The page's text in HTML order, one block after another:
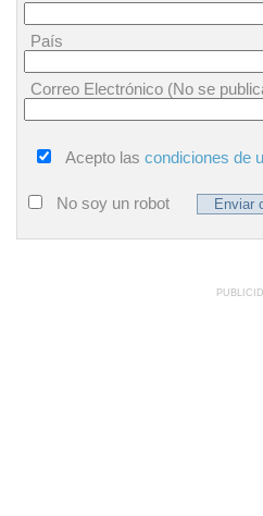
País
Correo Electrónico (No se
Acepto las condiciones de
No soy un robot